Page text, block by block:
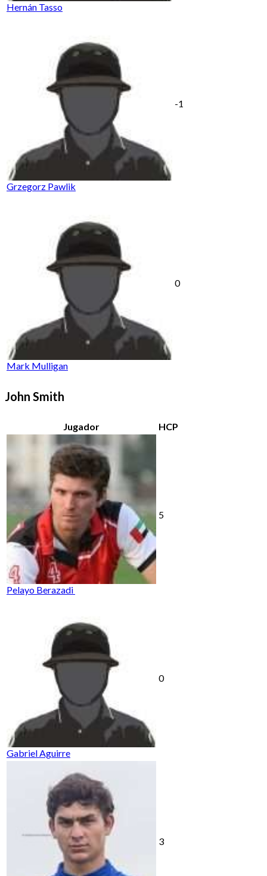
Hernán Tasso
Grzegorz Pawlik
-1
Mark Mulligan
0
John Smith
Jugador HCP
Pelayo Berazadi
5
Gabriel Aguirre
0
3